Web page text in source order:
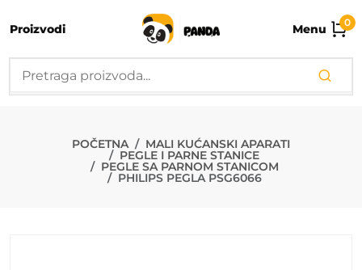
Proizvodi Menu 0
PHILIPS
POČETNA MALI KUĆANSKI APARATI
PEGLE I PARNE STANICE
PEGLE SA PARNOM STANICOM
PHILIPS PEGLA PSG6066